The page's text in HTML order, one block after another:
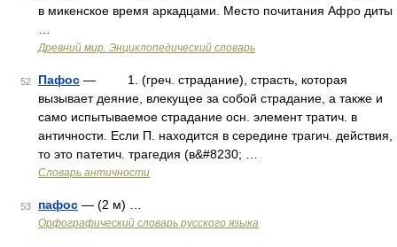
в микенское время аркадцами. Место почитания Афро диты
Древний мир. Энциклопедический словарь
52 Пафос — 1. (греч. страдание), страсть, которая
вызывает деяние, влекущее за собой страдание, a также и
само испытываемое страдание осн. элемент тратич. в
античности. Если П. находится в середине трагич. действия,
то это патетич. трагедия (в&#8230; …
Словарь античности
53 пафос — (2 м) …
Орфографический словарь русского языка